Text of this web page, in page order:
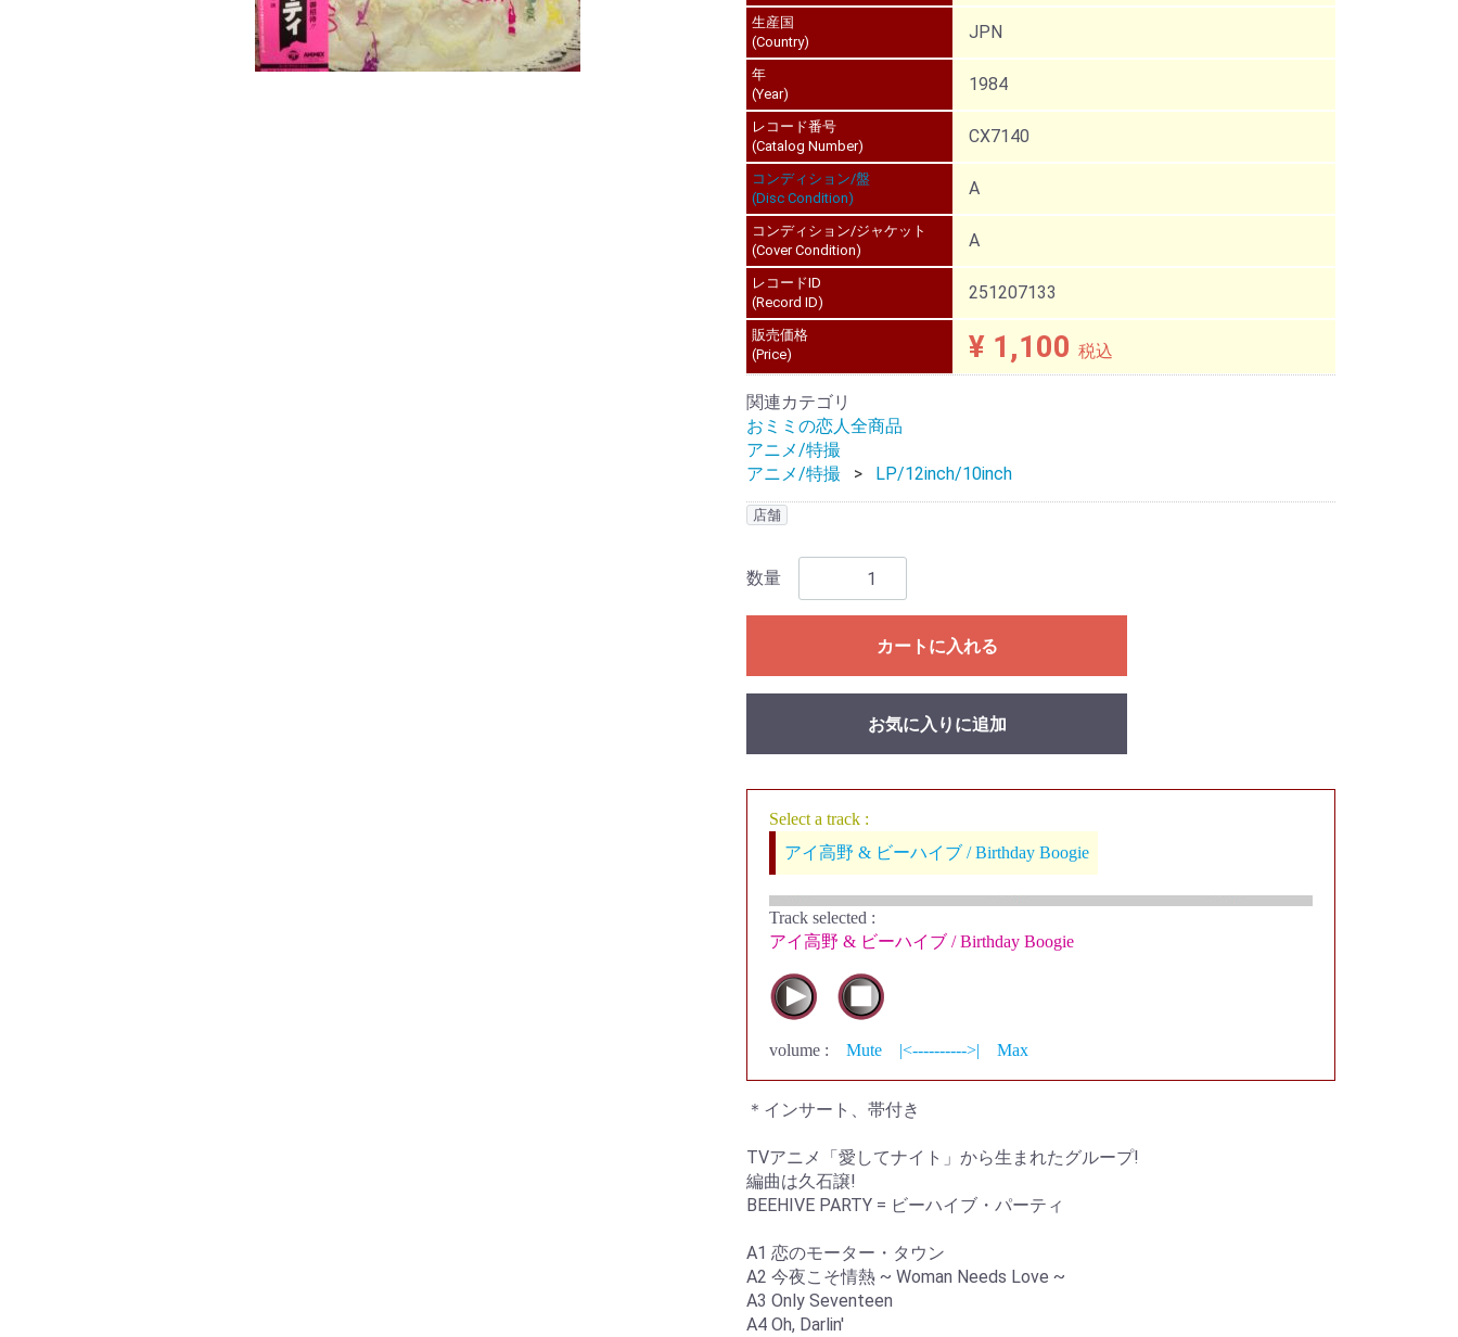
生産国
(Country)
JPN
年
(Year)
1984
レコード番号
(Catalog Number)
CX7140
コンディション/盤
(Disc Condition)
A
コンディション/ジャケット
(Cover Condition)
A
レコードID
(Record ID)
251207133
販売価格
(Price)
¥ 1,100 税込
関連カテゴリ
おミミの恋人全商品
アニメ/特撮
アニメ/特撮
LP/12inch/10inch
店舗
数量
カートに入れる
お気に入りに追加
Select a track :
アイ高野 & ビーハイブ / Birthday Boogie
Track selected :
アイ高野 & ビーハイブ / Birthday Boogie
volume : Mute |<---------->| Max
＊インサート、帯付き
TVアニメ「愛してナイト」から生まれたグループ!
編曲は久石譲!
BEEHIVE PARTY = ビーハイブ・パーティ
A1 恋のモーター・タウン
A2 今夜こそ情熱 ~ Woman Needs Love ~
A3 Only Seventeen
A4 Oh, Darlin'